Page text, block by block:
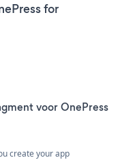
for
voor OnePress
create your app